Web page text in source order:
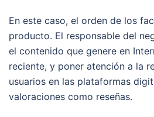
En este caso, el orden de los
producto. El responsable del
el contenido que genere en
reciente, y poner atención a la
usuarios en las plataformas
valoraciones como reseñas.